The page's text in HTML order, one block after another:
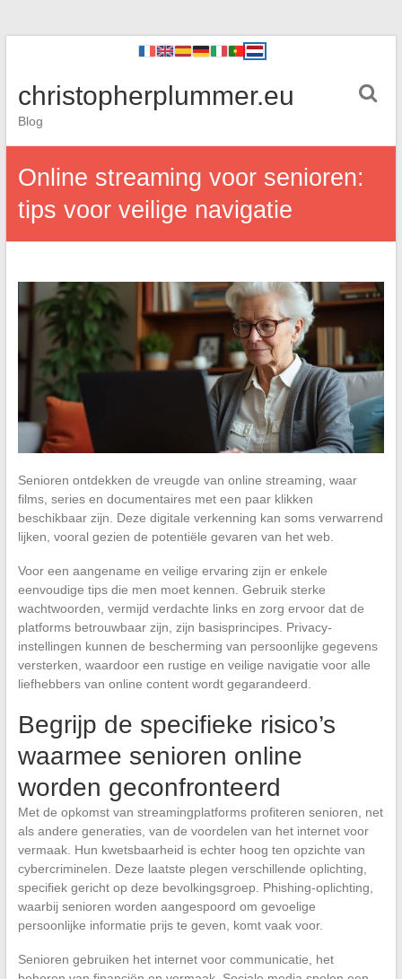
christopherplummer.eu
Blog
Online streaming voor senioren:
tips voor veilige navigatie
Senioren ontdekken de vreugde van online streaming, waar
films, series en documentaires met een paar klikken
beschikbaar zijn. Deze digitale verkenning kan soms verwarrend
lijken, vooral gezien de potentiële gevaren van het web.
Voor een aangename en veilige ervaring zijn er enkele
eenvoudige tips die men moet kennen. Gebruik sterke
wachtwoorden, vermijd verdachte links en zorg ervoor dat de
platforms betrouwbaar zijn, zijn basisprincipes. Privacy-
instellingen kunnen de bescherming van persoonlijke gegevens
versterken, waardoor een rustige en veilige navigatie voor alle
liefhebbers van online content wordt gegarandeerd.
Begrijp de specifieke risico’s
waarmee senioren online
worden geconfronteerd
Met de opkomst van streamingplatforms profiteren senioren, net
als andere generaties, van de voordelen van het internet voor
vermaak. Hun kwetsbaarheid is echter hoog ten opzichte van
cybercriminelen. Deze laatste plegen verschillende oplichting,
specifiek gericht op deze bevolkingsgroep. Phishing-oplichting,
waarbij senioren worden aangespoord om gevoelige
persoonlijke informatie prijs te geven, komt vaak voor.
Senioren gebruiken het internet voor communicatie, het